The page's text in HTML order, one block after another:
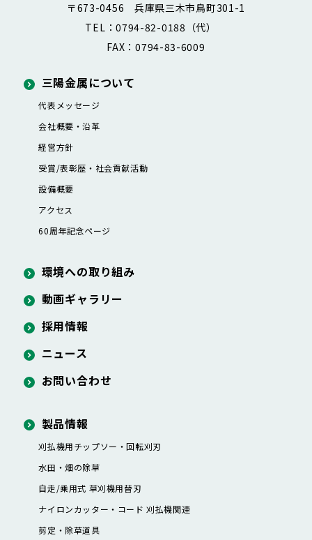
〒673-0456 兵庫県三木市鳥町301-1
TEL：0794-82-0188（代）
FAX：0794-83-6009
三陽金属について
代表メッセージ
会社概要・沿革
経営方針
受賞/表彰歴・社会貢献活動
設備概要
アクセス
60周年記念ページ
環境への取り組み
動画ギャラリー
採用情報
ニュース
お問い合わせ
製品情報
刈払機用チップソー・回転刈刃
水田・畑の除草
自走/乗用式 草刈機用替刃
ナイロンカッター・ コード 刈払機関連
剪定・除草道具